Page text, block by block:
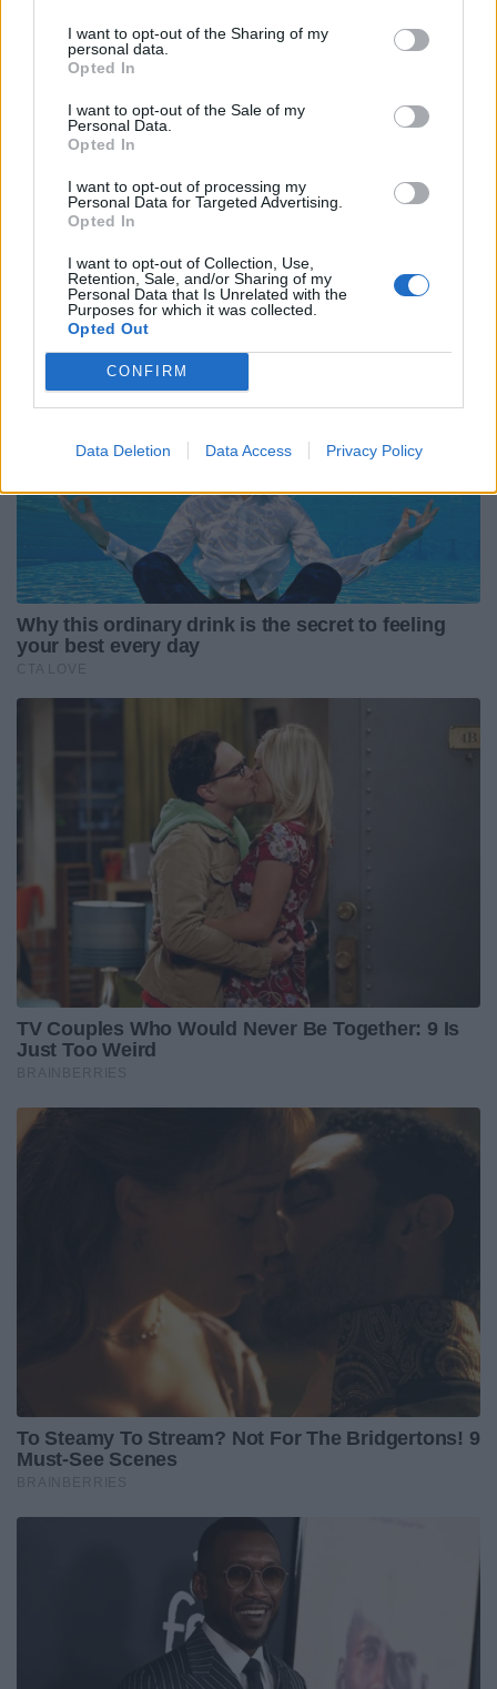
I want to opt-out of the Sharing of my
personal data.
Opted In
I want to opt-out of the Sale of my
Personal Data.
Opted In
I want to opt-out of processing my
Personal Data for Targeted Advertising.
Opted In
I want to opt-out of Collection, Use,
Retention, Sale, and/or Sharing of my
Personal Data that Is Unrelated with the
Purposes for which it was collected.
Opted Out
CONFIRM
Data Deletion Data Access Privacy Policy